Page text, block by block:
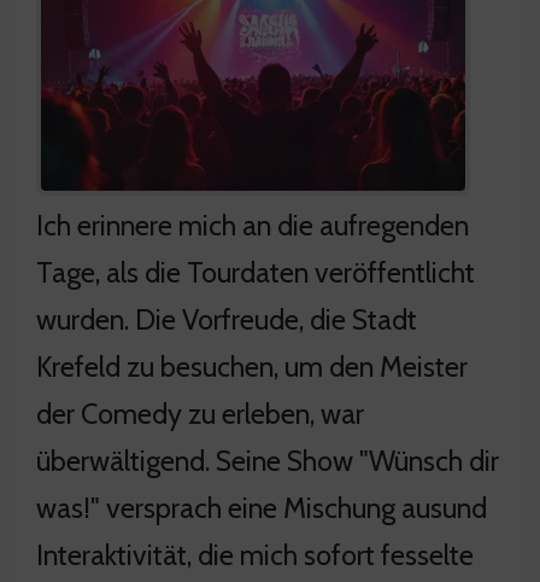
Ich erinnere mich an die aufregenden
Tage, als die Tourdaten veröffentlicht
wurden. Die Vorfreude, die Stadt
Krefeld zu besuchen, um den Meister
der Comedy zu erleben, war
überwältigend. Seine Show "Wünsch dir
was!" versprach eine Mischung ausund
Interaktivität, die mich sofort fesselte